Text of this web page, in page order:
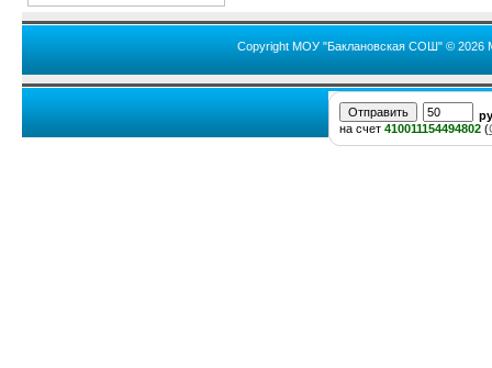
Copyright МОУ "Баклановская СОШ" © 2026
на счет 410011154494802 (